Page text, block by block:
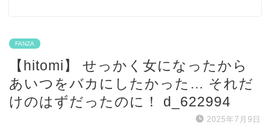
FANZA
【hitomi】 せっかく女になったから
あいつをバカにしたかった… それだ
けのはずだったのに！ d_622994
2025年7月9日